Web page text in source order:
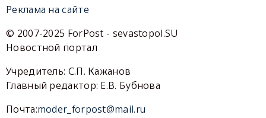
Реклама на сайте
© 2007-2025 ForPost - sevastopol.SU
Новостной портал
Учредитель: С.П. Кажанов
Главный редактор: Е.В. Бубнова
Почта:moder_forpost@mail.ru